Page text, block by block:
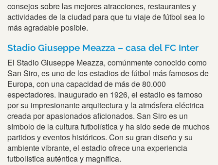
consejos sobre las mejores atracciones, restaurantes y
actividades de la ciudad para que tu viaje de fútbol sea lo
más agradable posible.
Stadio Giuseppe Meazza – casa del FC Inter
El Stadio Giuseppe Meazza, comúnmente conocido como
San Siro, es uno de los estadios de fútbol más famosos de
Europa, con una capacidad de más de 80.000
espectadores. Inaugurado en 1926, el estadio es famoso
por su impresionante arquitectura y la atmósfera eléctrica
creada por apasionados aficionados. San Siro es un
símbolo de la cultura futbolística y ha sido sede de muchos
partidos y eventos históricos. Con su gran diseño y su
ambiente vibrante, el estadio ofrece una experiencia
futbolística auténtica y magnífica.